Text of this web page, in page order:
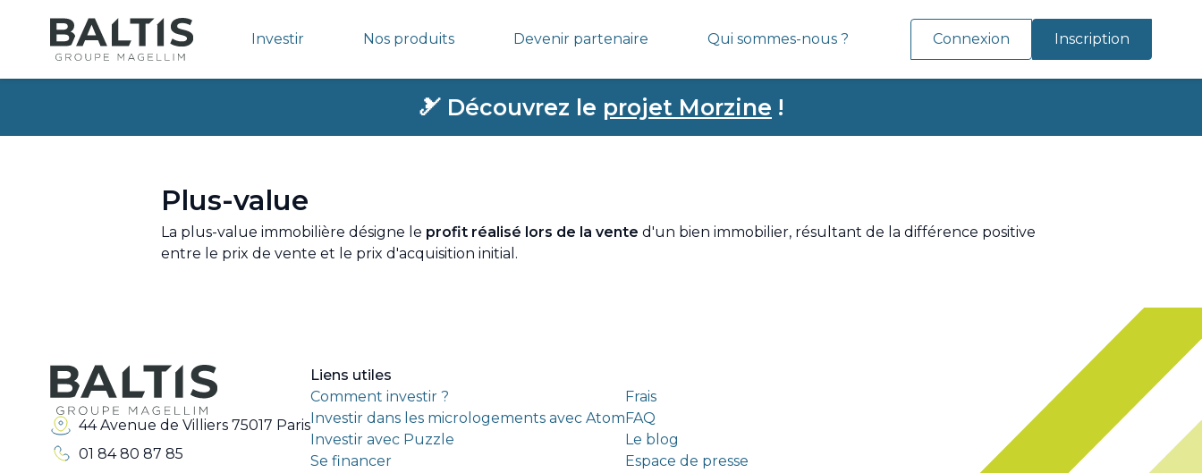
Investir Nos produits Devenir partenaire Qui sommes-nous ? Connexion Inscription
🎿 Découvrez le projet Morzine !
Plus-value
La plus-value immobilière désigne le profit réalisé lors de la vente d'un bien immobilier, résultant de la différence positive
entre le prix de vente et le prix d'acquisition initial.
44 Avenue de Villiers 75017 Paris
01 84 80 87 85
Liens utiles
Comment investir ?
Investir dans les micrologements avec Atom
Investir avec Puzzle
Se financer
Frais
FAQ
Le blog
Espace de presse